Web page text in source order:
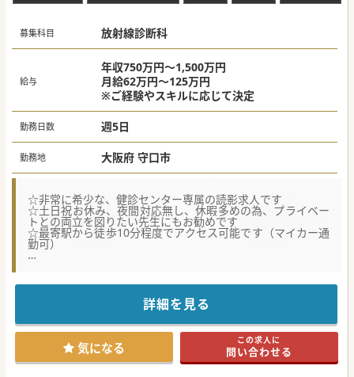
募集科目 放射線診断科
給与
年収750万円～1,500万円
月給62万円～125万円
※ご経験やスキルに応じて決定
勤務日数 週5日
勤務地 大阪府 守口市
☆非常に希少な、健診センター専属の読影求人です
☆土日祝お休み、夜間対応無し、休暇多めの為、プライベー
トとの両立を図りたい先生にもお勧めです
☆最寄駅から徒歩10分程度でアクセス可能です（マイカー通
勤可）
ける先生を募集されております。
福利厚生が充実しており、上旬の通りワークライフバランス
の充実も期待できる病院です。
放射線読影専門医の先生向けの求人ですが、近いタイミング
で取得予定の先生もご相談ください。
#秋入職可
詳細を見る
気になる この求人に
問い合わせる